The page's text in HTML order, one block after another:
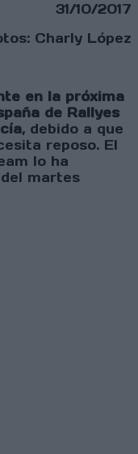
31/10/2017
Charly López
en la próxima
de Rallyes
, debido a que
reposo. El
lo ha
martes